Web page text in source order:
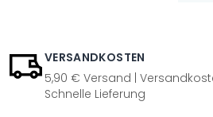
VERSANDKOSTEN
5,90 € Versand |
Schnelle Lieferung